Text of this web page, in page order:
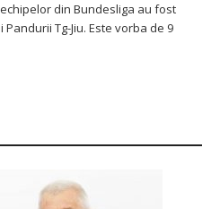
din Bundesliga au fost
Tg-Jiu. Este vorba de 9